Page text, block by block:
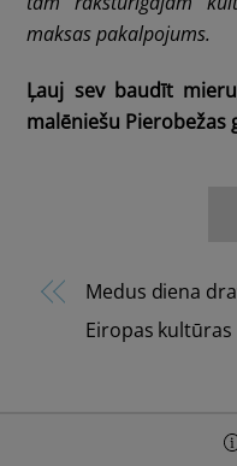
maksas pakalpojums.
Ļauj sev baudīt
malēniešu Pierobežas
Medus diena
Eiropas